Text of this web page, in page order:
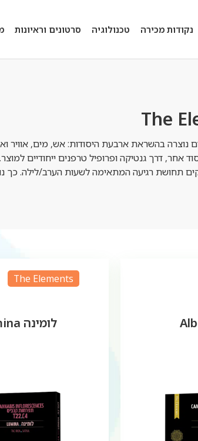
נקודות מכירה טכנולוגיה סרטונים וראיונות
The
בהשראת ארבעת היסודות: אש, מים, אוויר
אחר, דרך גנטיקה ופרופיל טרפנים ייחודיים
תחושת רגיעה המתאימה לשעות הערב/לילה.
The Elements
לומינה Lumina